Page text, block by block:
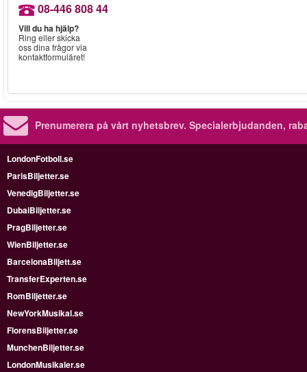
08-446 808 44
Vill du ha hjälp?
Ring eller skicka
oss dina frågor via
kontaktformuläret!
Prenumerera på vårt nyhetsbrev. Specialerbjudanden,
LondonFotboll.se
ParisBiljetter.se
VenedigBiljetter.se
DubaiBiljetter.se
PragBiljetter.se
WienBiljetter.se
BarcelonaBiljett.se
TransferExperten.se
RomBiljetter.se
NewYorkMusikal.se
FlorensBiljetter.se
MunchenBiljetter.se
LondonMusikaler.se